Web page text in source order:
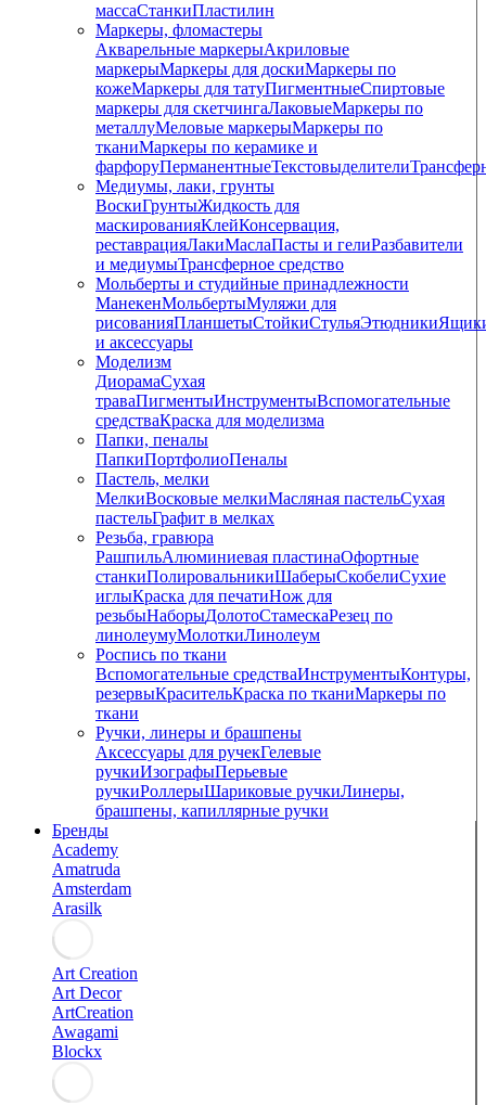
массаСтанкиПластилин
Маркеры, фломастеры
Акварельные маркерыАкриловые
маркерыМаркеры для доскиМаркеры по
кожеМаркеры для татуПигментныеCпиртовые
маркеры для скетчингаЛаковыеМаркеры по
металлуМеловые маркерыМаркеры по
тканиМаркеры по керамике и
фарфоруПерманентныеТекстовыделители
Медиумы, лаки, грунты
ВоскиГрунтыЖидкость для
маскированияКлейКонсервация,
реставрацияЛакиМаслаПасты и гелиРазбавители
и медиумыТрансферное средство
Мольберты и студийные принадлежности
МанекенМольбертыМуляжи для
рисованияПланшетыСтойкиСтульяЭтюдники
и аксессуары
Моделизм
ДиорамаСухая
траваПигментыИнструментыВспомогательные
средстваКраска для моделизма
Папки, пеналы
ПапкиПортфолиоПеналы
Пастель, мелки
МелкиВосковые мелкиМасляная пастельСухая
пастельГрафит в мелках
Резьба, гравюра
РашпильАлюминиевая пластинаОфортные
станкиПолировальникиШаберыСкобелиСухие
иглыКраска для печатиНож для
резьбыНаборыДолотоСтамескаРезец по
линолеумуМолоткиЛинолеум
Роспись по ткани
Вспомогательные средстваИнструментыКонтуры,
резервыКрасительКраска по тканиМаркеры по
ткани
Ручки, линеры и брашпены
Аксессуары для ручекГелевые
ручкиИзографыПерьевые
ручкиРоллерыШариковые ручкиЛинеры,
брашпены, капиллярные ручки
Бренды
Academy
Amatruda
Amsterdam
Arasilk
Art Creation
Art Decor
ArtCreation
Awagami
Blockx